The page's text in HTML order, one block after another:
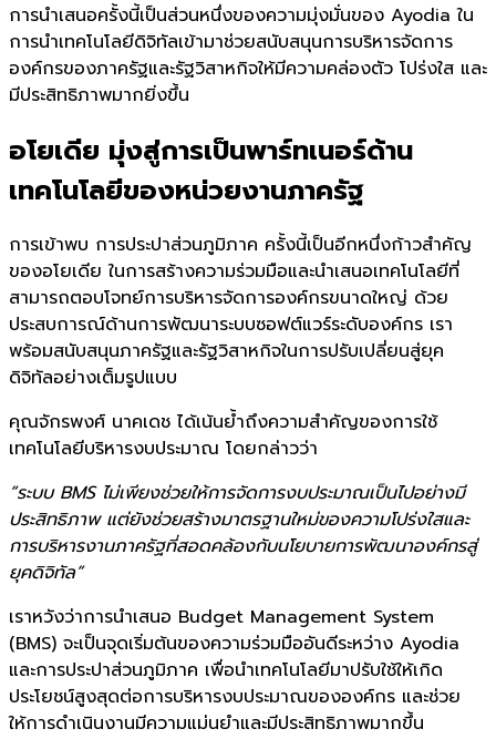
การนำเสนอครั้งนี้เป็นส่วนหนึ่งของความมุ่งมั่นของ Ayodia ใน
การนำเทคโนโลยีดิจิทัลเข้ามาช่วยสนับสนุนการบริหารจัดการ
องค์กรของภาครัฐและรัฐวิสาหกิจให้มีความคล่องตัว โปร่งใส และ
มีประสิทธิภาพมากยิ่งขึ้น
อโยเดีย มุ่งสู่การเป็นพาร์ทเนอร์ด้าน
เทคโนโลยีของหน่วยงานภาครัฐ
การเข้าพบ การประปาส่วนภูมิภาค ครั้งนี้เป็นอีกหนึ่งก้าวสำคัญ
ของอโยเดีย ในการสร้างความร่วมมือและนำเสนอเทคโนโลยีที่
สามารถตอบโจทย์การบริหารจัดการองค์กรขนาดใหญ่ ด้วย
ประสบการณ์ด้านการพัฒนาระบบซอฟต์แวร์ระดับองค์กร เรา
พร้อมสนับสนุนภาครัฐและรัฐวิสาหกิจในการปรับเปลี่ยนสู่ยุค
ดิจิทัลอย่างเต็มรูปแบบ
คุณจักรพงศ์ นาคเดช ได้เน้นย้ำถึงความสำคัญของการใช้
เทคโนโลยีบริหารงบประมาณ โดยกล่าวว่า
“ระบบ BMS ไม่เพียงช่วยให้การจัดการงบประมาณเป็นไปอย่างมี
ประสิทธิภาพ แต่ยังช่วยสร้างมาตรฐานใหม่ของความโปร่งใสและ
การบริหารงานภาครัฐที่สอดคล้องกับนโยบายการพัฒนาองค์กรสู่
ยุคดิจิทัล”
เราหวังว่าการนำเสนอ Budget Management System
(BMS) จะเป็นจุดเริ่มต้นของความร่วมมืออันดีระหว่าง Ayodia
และการประปาส่วนภูมิภาค เพื่อนำเทคโนโลยีมาปรับใช้ให้เกิด
ประโยชน์สูงสุดต่อการบริหารงบประมาณขององค์กร และช่วย
ให้การดำเนินงานมีความแม่นยำและมีประสิทธิภาพมากขึ้น